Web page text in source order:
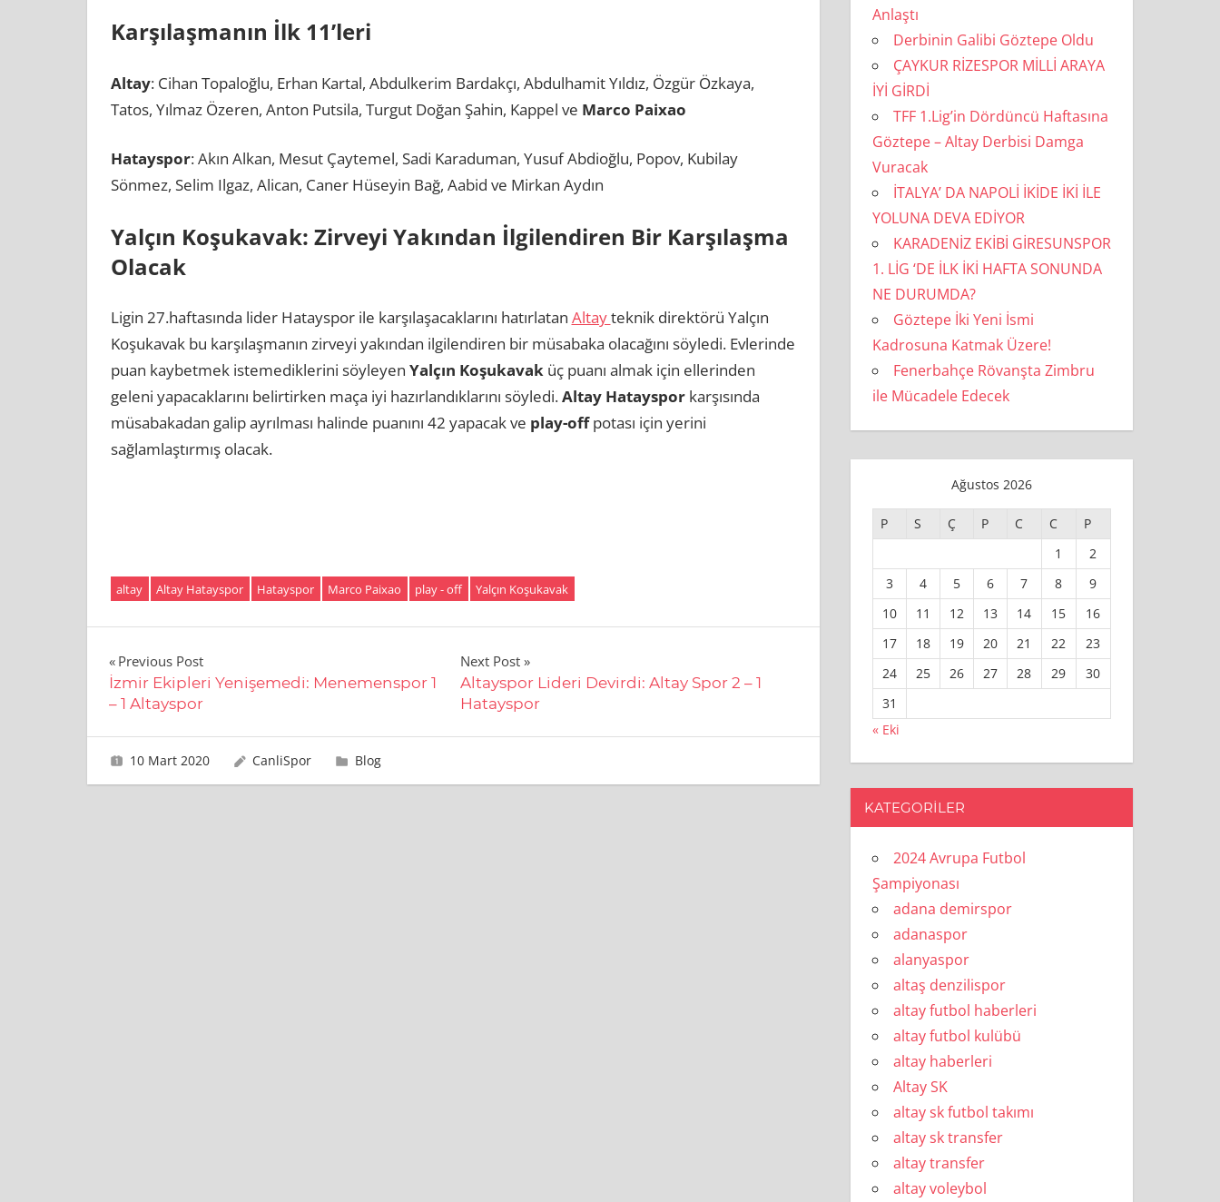
Karşılaşmanın İlk 11’leri
Altay: Cihan Topaloğlu, Erhan Kartal, Abdulkerim Bardakçı, Abdulhamit Yıldız, Özgür Özkaya,
Tatos, Yılmaz Özeren, Anton Putsila, Turgut Doğan Şahin, Kappel ve Marco Paixao
Hatayspor: Akın Alkan, Mesut Çaytemel, Sadi Karaduman, Yusuf Abdioğlu, Popov, Kubilay
Sönmez, Selim Ilgaz, Alican, Caner Hüseyin Bağ, Aabid ve Mirkan Aydın
Yalçın Koşukavak: Zirveyi Yakından İlgilendiren Bir Karşılaşma
Olacak
Ligin 27.haftasında lider Hatayspor ile karşılaşacaklarını hatırlatan Altayteknik direktörü Yalçın
Koşukavak bu karşılaşmanın zirveyi yakından ilgilendiren bir müsabaka olacağını söyledi. Evlerinde
puan kaybetmek istemediklerini söyleyen Yalçın Koşukavaküç puanı almak için ellerinden
geleni yapacaklarını belirtirken maça iyi hazırlandıklarını söyledi.Altay Hataysporkarşısında
müsabakadan galip ayrılması halinde puanını 42 yapacak ve play-offpotası için yerini
sağlamlaştırmış olacak.
altay Altay Hatayspor Hatayspor Marco Paixao play - off Yalçın Koşukavak
Yazı
gezinmesi
Previous Post
İzmir Ekipleri Yenişemedi: Menemenspor 1
– 1 Altayspor
Next Post
Altayspor Lideri Devirdi: Altay Spor 2 – 1
Hatayspor
10 Mart 2020 CanliSpor Blog
Anlaştı
Derbinin Galibi Göztepe Oldu
ÇAYKUR RİZESPOR MİLLİ ARAYA
İYİ GİRDİ
TFF 1.Lig’in Dördüncü Haftasına
Göztepe – Altay Derbisi Damga
Vuracak
İTALYA’ DA NAPOLİ İKİDE İKİ İLE
YOLUNA DEVA EDİYOR
KARADENİZ EKİBİ GİRESUNSPOR
1. LİG ‘DE İLK İKİ HAFTA SONUNDA
NE DURUMDA?
Göztepe İki Yeni İsmi
Kadrosuna Katmak Üzere!
Fenerbahçe Rövanşta Zimbru
ile Mücadele Edecek
Ağustos 2026
P S Ç P C C
P
1
2
3
4 5 6 7 8
9
10
11 12 13 14 15
16
17
18 19 20 21 22
23
24
25 26 27 28 29
30
31
« Eki
KATEGORILER
2024 Avrupa Futbol
Şampiyonası
adana demirspor
adanaspor
alanyaspor
altaş denzilispor
altay futbol haberleri
altay futbol kulübü
altay haberleri
Altay SK
altay sk futbol takımı
altay sk transfer
altay transfer
altay voleybol